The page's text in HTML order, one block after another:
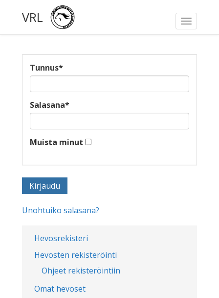
Toggle
VRL
Hevosrekisteri
Hevosten rekisteröinti
Ohjeet rekisteröintiin
Omat hevoset
Tunnus*
Salasana*
Muista minut
Unohtuiko salasana?